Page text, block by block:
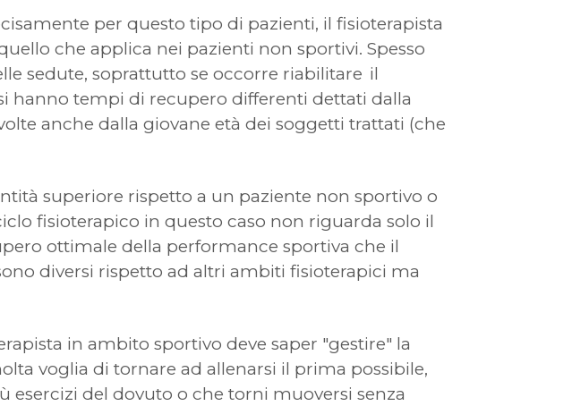
per questo tipo di pazienti, il fisioterapista
che applica nei pazienti non sportivi. Spesso
sedute, soprattutto se occorre riabilitare il
hanno tempi di recupero differenti dettati dalla
anche dalla giovane età dei soggetti trattati (che
superiore rispetto a un paziente non sportivo o
fisioterapico in questo caso non riguarda solo il
ottimale della performance sportiva che il
diversi rispetto ad altri ambiti fisioterapici ma
in ambito sportivo deve saper "gestire" la
voglia di tornare ad allenarsi il prima possibile,
del dovuto o che torni muoversi senza